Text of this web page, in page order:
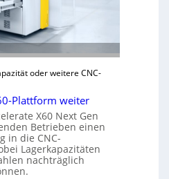
oder weitere CNC-
Plattform weiter
X60 Next Gen
Betrieben einen
in die CNC-
Lagerkapazitäten
nachträglich